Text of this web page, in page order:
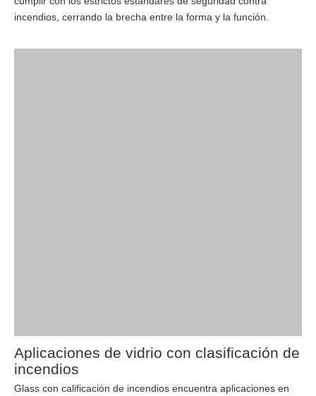
incendios, cerrando la brecha entre la forma y la función.
Aplicaciones de vidrio con clasificación de
incendios
Glass con calificación de incendios encuentra aplicaciones en